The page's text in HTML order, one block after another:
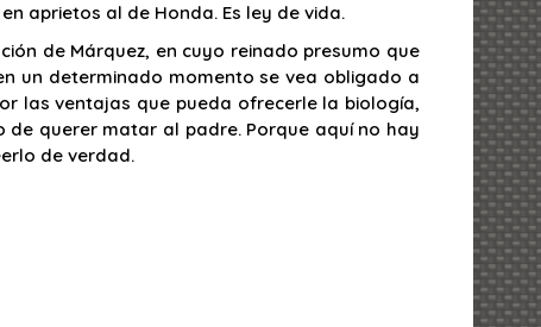
aprietos al de Honda. Es ley de vida.
de Márquez, en cuyo reinado presumo que
un determinado momento se vea obligado a
las ventajas que pueda ofrecerle la biología,
querer matar al padre. Porque aquí no hay
de verdad.